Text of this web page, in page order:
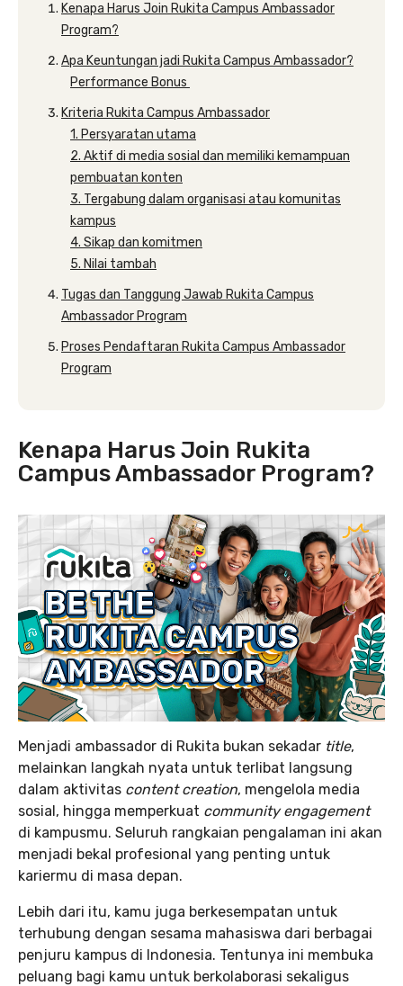
Kenapa Harus Join Rukita Campus Ambassador
Program?
Apa Keuntungan jadi Rukita Campus Ambassador?
Performance Bonus
Kriteria Rukita Campus Ambassador
1. Persyaratan utama
2. Aktif di media sosial dan memiliki kemampuan
pembuatan konten
3. Tergabung dalam organisasi atau komunitas
kampus
4. Sikap dan komitmen
5. Nilai tambah
Tugas dan Tanggung Jawab Rukita Campus
Ambassador Program
Proses Pendaftaran Rukita Campus Ambassador
Program
Kenapa Harus Join Rukita
Campus Ambassador Program?
Menjadi ambassador di Rukita bukan sekadar title,
melainkan langkah nyata untuk terlibat langsung
dalam aktivitas content creation, mengelola media
sosial, hingga memperkuat community engagement
di kampusmu. Seluruh rangkaian pengalaman ini akan
menjadi bekal profesional yang penting untuk
kariermu di masa depan.
Lebih dari itu, kamu juga berkesempatan untuk
terhubung dengan sesama mahasiswa dari berbagai
penjuru kampus di Indonesia. Tentunya ini membuka
peluang bagi kamu untuk berkolaborasi sekaligus